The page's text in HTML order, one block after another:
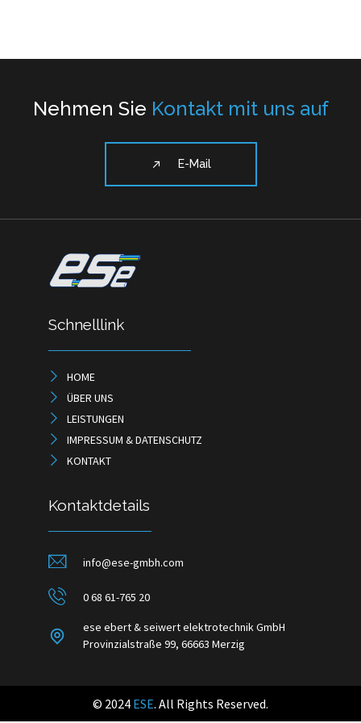
Nehmen Sie Kontakt mit uns auf
E-Mail
Schnelllink
HOME
ÜBER UNS
LEISTUNGEN
IMPRESSUM & DATENSCHUTZ
KONTAKT
Kontaktdetails
info@ese-gmbh.com
0 68 61-765 20
ese ebert & seiwert elektrotechnik GmbH
Provinzialstraße 99, 66663 Merzig
© 2024 ESE. All Rights Reserved.